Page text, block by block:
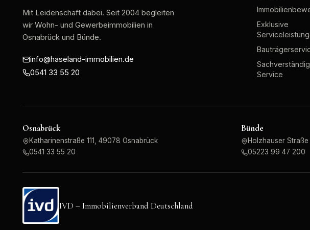
Mit Leidenschaft dabei. Seit 2004 begleiten
wir Wohn- und Gewerbeimmobilien in
Osnabrück und Bünde.
info@haseland-immobilien.de
0541 33 55 20
Exklusive
Service
Osnabrück
Katharinenstraße 111, 49078 Osnabrück
0541 33 55 20
Bünde
Holzhauser
05223 99 47 200
IVD – Immobilienverband Deutschland